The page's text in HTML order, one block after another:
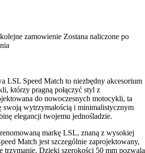
zamowienie Zostana naliczone po
LSL Speed Match to niezbędny akcesorium
którzy pragną połączyć styl z
do nowoczesnych motocykli, ta
wytrzymałością i minimalistycznym
elegancji twojemu jednośladzie.
markę LSL, znaną z wysokiej
Match jest szczególnie zaprojektowany,
trzymanie. Dzięki szerokości 50 mm pozwala